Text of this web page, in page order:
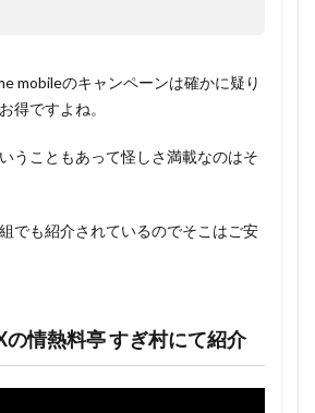
mobileのキャンペーンは確かに疑り
得ですよね。
うこともあって怪しさ満載なのはそ
でも紹介されているのでそこはご安
の情熱料亭 すぎ村にて紹介